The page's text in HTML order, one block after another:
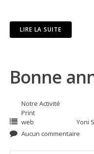
LIRE LA SUITE
Bonne
Notre Activité
Print
web
Yoni
Aucun commentaire